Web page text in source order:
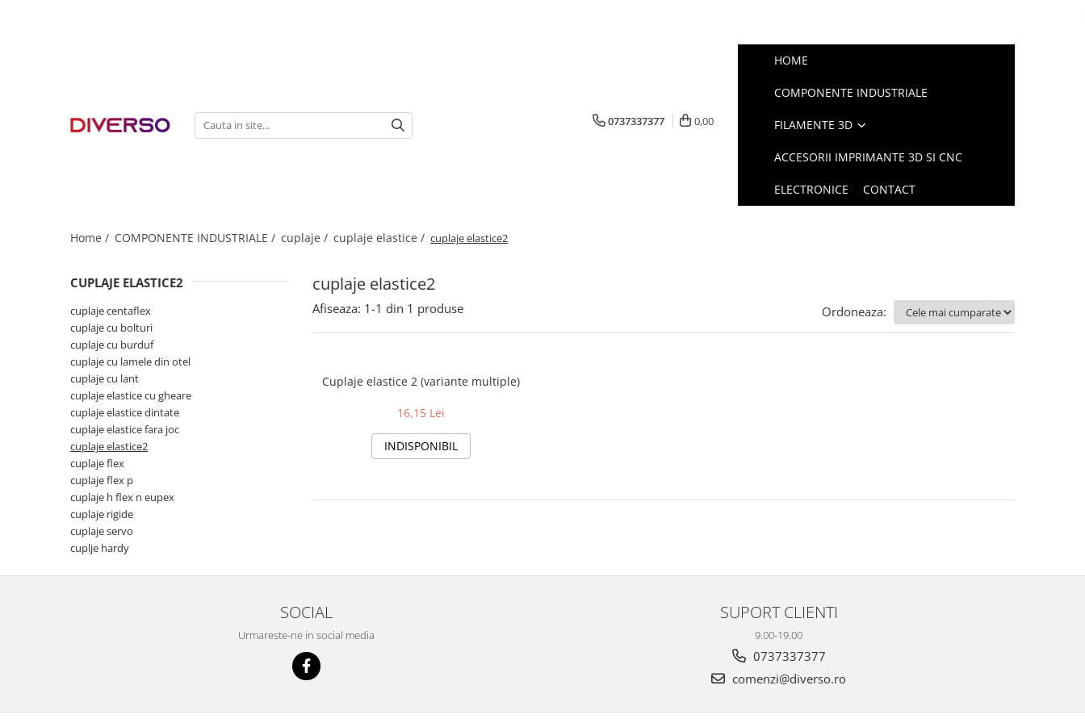
MULTIMATERIAL
0737337377 0,00
HOME
COMPONENTE INDUSTRIALE
FILAMENTE 3D
ACCESORII IMPRIMANTE 3D SI CNC
ELECTRONICE CONTACT
Home / COMPONENTE INDUSTRIALE / cuplaje / cuplaje elastice / cuplaje elastice2
cuplaje elastice2
CUPLAJE ELASTICE2
cuplaje centaflex
cuplaje cu bolturi
cuplaje cu burduf
cuplaje cu lamele din otel
cuplaje cu lant
cuplaje elastice cu gheare
cuplaje elastice dintate
cuplaje elastice fara joc
cuplaje elastice2
cuplaje flex
cuplaje flex p
cuplaje h flex n eupex
cuplaje rigide
cuplaje servo
cuplje hardy
Afiseaza: 1-1 din 1 produse Ordoneaza:
Cuplaje elastice 2 (variante multiple)
16,15 Lei
INDISPONIBIL
SOCIAL
Urmareste-ne in social media
SUPORT CLIENTI
9.00-19.00
0737337377
comenzi@diverso.ro